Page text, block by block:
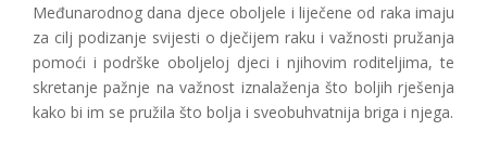
Međunarodnog dana djece oboljele i liječene od raka imaju
za cilj podizanje svijesti o dječijem raku i važnosti pružanja
pomoći i podrške oboljeloj djeci i njihovim roditeljima, te
skretanje pažnje na važnost iznalaženja što boljih rješenja
kako bi im se pružila što bolja i sveobuhvatnija briga i njega.